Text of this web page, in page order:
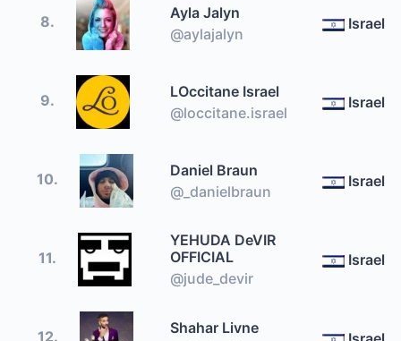
8.
Ayla Jalyn
@aylajalyn
Israel
9.
LOccitane Israel
@loccitane.israel
Israel
10.
Daniel Braun
@_danielbraun
Israel
11.
YEHUDA DeVIR
OFFICIAL
@jude_devir
Israel
12.
Shahar Livne